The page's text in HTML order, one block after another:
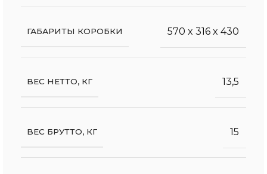
ГАБАРИТЫ КОРОБКИ 570 x 316 x 430
ВЕС НЕТТО, КГ 13,5
ВЕС БРУТТО, КГ 15